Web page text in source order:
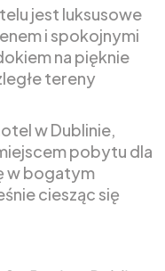
jest luksusowe
i spokojnymi
na pięknie
tereny
w Dublinie,
pobytu dla
w bogatym
ciesząc się